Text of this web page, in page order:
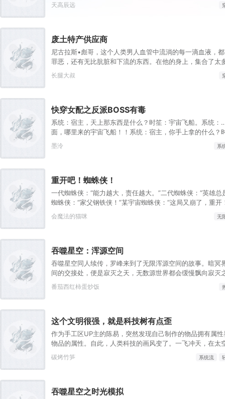
利坚男人卷了起来，白胡子海贼团在纽约掀起“顶上战争”，
天高辰远
废土特产供应商
尼古拉斯•彪哥，这个人类男人血管中流淌的每一滴血液，
罪恶，还有无比肮脏和下流的东西。在他的身上，集合了太
盾：他无私、是无数拾荒者们的救世主，他斤斤计较、是所
力的噩梦。他打破了世界原有的秩序，无数人因为他掀起的
底。——废土世界联合远征军司令：萨尔•杜隆坦
长腿大叔
快穿女配之反派BOSS有毒
系统：宿主，天上那东西是什么？时笙：宇宙飞船。系统
面，哪里来的宇宙飞船！！系统：宿主，你手上拿的什么？
系统：这是科技位面，哪里来的上古神器！！等等……宿主
Σ(°△°|||)︴时笙：拆CPヾ(^▽^*)))
墨泠 系
重开吧！蜘蛛侠！
一代蜘蛛侠：“能力越大，责任越大。”二代蜘蛛侠：“英雄总
蜘蛛侠：“家父钢铁侠！”某宇宙蜘蛛侠：“这局又崩了，重开
越漫威多元宇宙，幸运的成为了该宇宙的蜘蛛侠。但他也有
有一代蜘蛛侠逼停列车的超级力量。也没有二代蜘蛛侠堪比
简单的作死，他死后就能在美漫宇宙开启复活赛，成功赢得
可获得各种奖励。某次复活赛中，望着眼前同样红蓝配色的
陷入了沉思。“这把巅峰赛，打不过，根本打不过！”“重开
赛我要重开啊！”
会魔法的猫咪 无
吞噬星空：浑源空间
吞噬星空同人续传，罗峰来到了无限浑源空间的故事。暗冥
间的交接处，便是寂灭之天，无数源世界都会缓慢飘向寂灭
毁灭，而也只有领主级浑源生命，才能够抵挡‘寂灭之天’的
之天内，有一根‘天渊柱’（时空轴心），其内部名为浑源天
而，覆灭是世界的终点，轮回是世界的本质，有始有终，终
回，世界的轮回之外，为极！
番茄西红柿蛋炒饭
这个文明很强，就是科技树有点歪
作为手工区UP主的陈易，突然发现自己制作的物品拥有属
物品的属性。自此，人类科技的画风变了。一飞冲天，在太
人机。手工焊接，核动力续航的智能机械狗。超越续航，永
人机。自主智慧，喜欢八卦傲娇的智能生命。强相互作用材
有点歪…...
碳烤竹笋 系统流
吞噬星空之时光模拟